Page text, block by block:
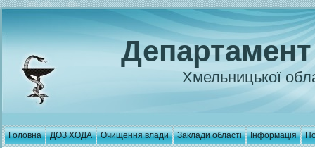
Хмельницької
Головна ДОЗ ХОДА Очищення влади Заклади області Інформація